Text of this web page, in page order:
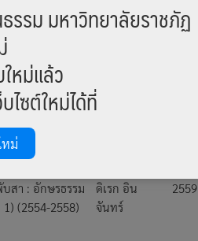
น
ดิเรก อิน
2558
สา : อักษรธรรม
(2554-2558)
ดิเรก อิน
จันทร์
2559
รรม มหาวิทยาลัยราชภัฏ
หม่แล้ว
ไซต์ใหม่ได้ที่
หม่